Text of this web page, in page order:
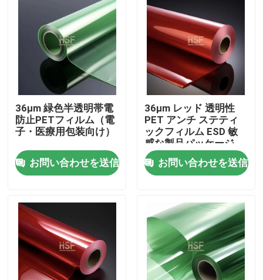
ホーム
製品
ビデオ
36μm 緑色半透明帯電
防止PETフィルム（電
子・医療用包装向け）
お問い合わせを送信
36μm レッド 透明性
PET アンチ ステティ
ックフィルム ESD 敏
感な製品パッケージ
お問い合わせを送信